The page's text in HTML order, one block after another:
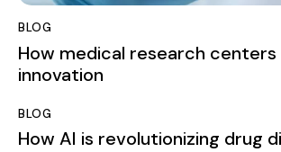
BLOG
How medical research centers
innovation
BLOG
How AI is revolutionizing drug